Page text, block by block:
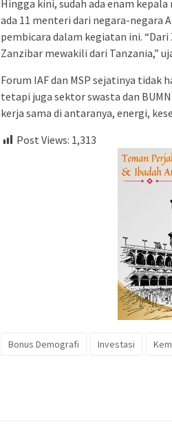
Hingga kini, sudah ada enam
ada 11 menteri dari negara-negara
pembicara dalam kegiatan ini.
Zanzibar mewakili dari Tanzania,”
Forum IAF dan MSP sejatinya tidak
tetapi juga sektor swasta dan
kerja sama di antaranya, energi,
Post Views: 1,313
Bonus Demografi Investasi